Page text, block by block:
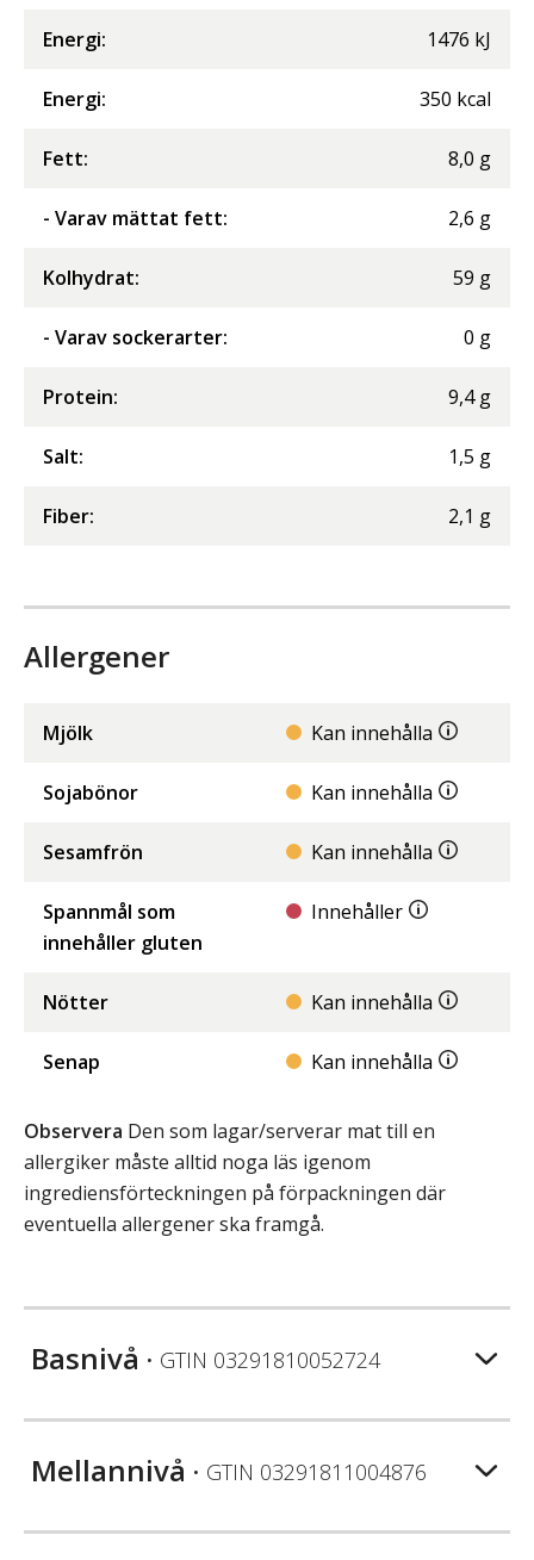
Energi: 1476 kJ
Energi: 350 kcal
Fett: 8,0 g
- Varav mättat fett: 2,6 g
Kolhydrat: 59 g
- Varav sockerarter: 0 g
Protein: 9,4 g
Salt: 1,5 g
Fiber: 2,1 g
Allergener
Mjölk Kan innehålla
Sojabönor Kan innehålla
Sesamfrön Kan innehålla
Spannmål som
innehåller gluten
Innehåller
Nötter Kan innehålla
Senap Kan innehålla
Observera Den som lagar/serverar mat till en
allergiker måste alltid noga läs igenom
ingrediensförteckningen på förpackningen där
eventuella allergener ska framgå.
Basnivå • GTIN 03291810052724
Mellannivå • GTIN 03291811004876